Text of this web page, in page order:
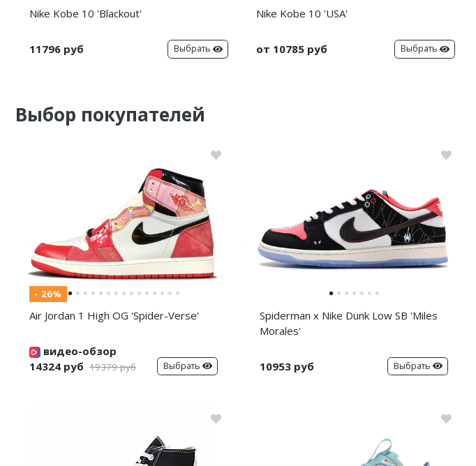
Nike Kobe 10 'Blackout'
11796 руб Выбрать
Nike Kobe 10 'USA'
от 10785 руб Выбрать
Выбор покупателей
- 26%
Air Jordan 1 High OG 'Spider-Verse'
видео-обзор
14324 руб 19379 руб Выбрать
Spiderman x Nike Dunk Low SB 'Miles
Morales'
10953 руб Выбрать